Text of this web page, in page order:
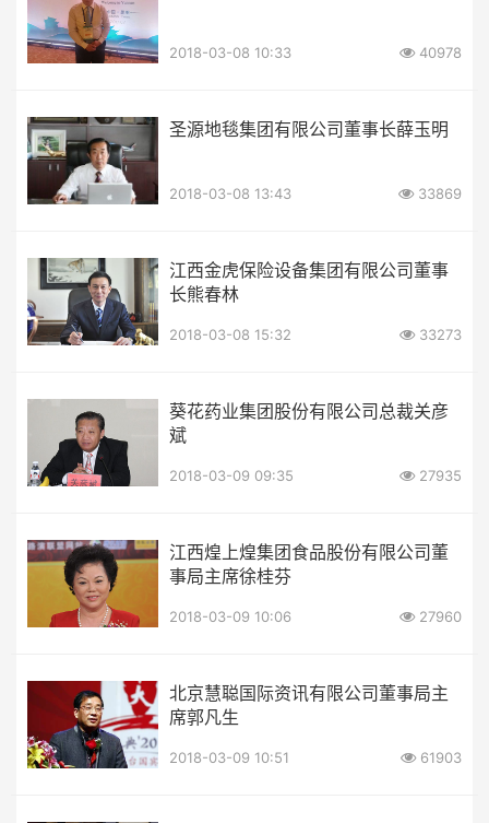
2018-03-08 10:33 40978
圣源地毯集团有限公司董事长薛玉明
2018-03-08 13:43 33869
江西金虎保险设备集团有限公司董事
长熊春林
2018-03-08 15:32 33273
葵花药业集团股份有限公司总裁关彦
斌
2018-03-09 09:35 27935
江西煌上煌集团食品股份有限公司董
事局主席徐桂芬
2018-03-09 10:06 27960
北京慧聪国际资讯有限公司董事局主
席郭凡生
2018-03-09 10:51 61903